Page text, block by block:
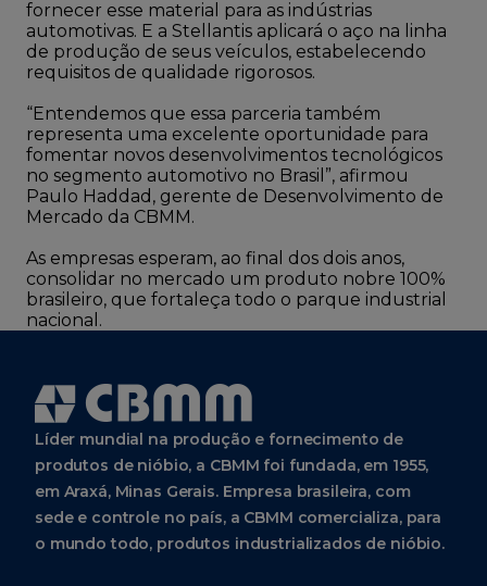
fornecer esse material para as indústrias
automotivas. E a Stellantis aplicará o aço na linha
de produção de seus veículos, estabelecendo
requisitos de qualidade rigorosos.
“Entendemos que essa parceria também
representa uma excelente oportunidade para
fomentar novos desenvolvimentos tecnológicos
no segmento automotivo no Brasil”, afirmou
Paulo Haddad, gerente de Desenvolvimento de
Mercado da CBMM.
As empresas esperam, ao final dos dois anos,
consolidar no mercado um produto nobre 100%
brasileiro, que fortaleça todo o parque industrial
nacional.
Líder mundial na produção e fornecimento de
produtos de nióbio, a CBMM foi fundada, em 1955,
em Araxá, Minas Gerais. Empresa brasileira, com
sede e controle no país, a CBMM comercializa, para
o mundo todo, produtos industrializados de nióbio.